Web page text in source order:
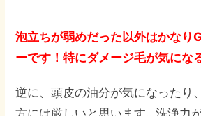
泡立ちが弱めだった以外はかなり
ーです！特にダメージ毛が気にな
逆に、頭皮の油分が気になったり
方には厳しいと思います…洗浄力